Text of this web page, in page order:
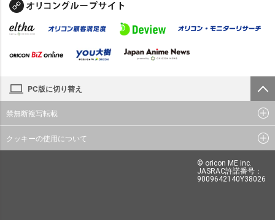
PC版に切り替え
禁無断複写転載
クッキーの使用について
© oricon ME inc.
JASRAC許諾番号：
9009642140Y38026